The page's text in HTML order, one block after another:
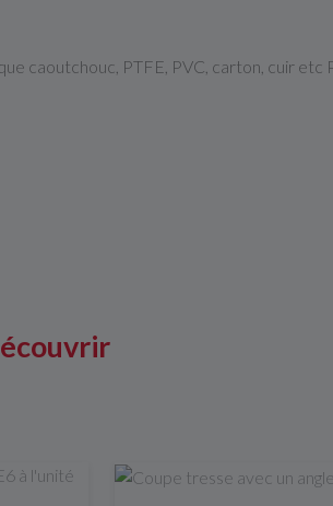
caoutchouc, PTFE, PVC, carton, cuir etc